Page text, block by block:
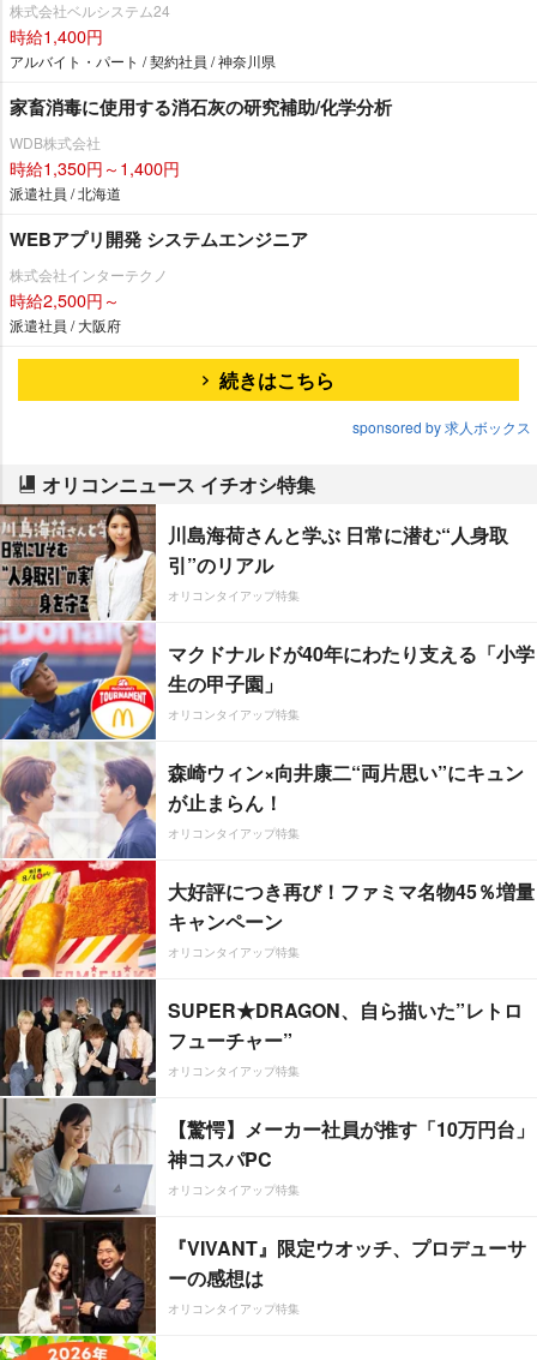
株式会社ベルシステム24
時給1,400円
アルバイト・パート / 契約社員 / 神奈川県
家畜消毒に使用する消石灰の研究補助/化学分析
WDB株式会社
時給1,350円～1,400円
派遣社員 / 北海道
WEBアプリ開発 システムエンジニア
株式会社インターテクノ
時給2,500円～
派遣社員 / 大阪府
続きはこちら
sponsored by 求人ボックス
オリコンニュース イチオシ特集
川島海荷さんと学ぶ 日常に潜む“人身取
引”のリアル
オリコンタイアップ特集
マクドナルドが40年にわたり支える「小学
生の甲子園」
オリコンタイアップ特集
森崎ウィン×向井康二“両片思い”にキュン
が止まらん！
オリコンタイアップ特集
大好評につき再び！ファミマ名物45％増量
キャンペーン
オリコンタイアップ特集
SUPER★DRAGON、自ら描いた”レトロ
フューチャー”
オリコンタイアップ特集
【驚愕】メーカー社員が推す「10万円台」
神コスパPC
オリコンタイアップ特集
『VIVANT』限定ウオッチ、プロデューサ
ーの感想は
オリコンタイアップ特集